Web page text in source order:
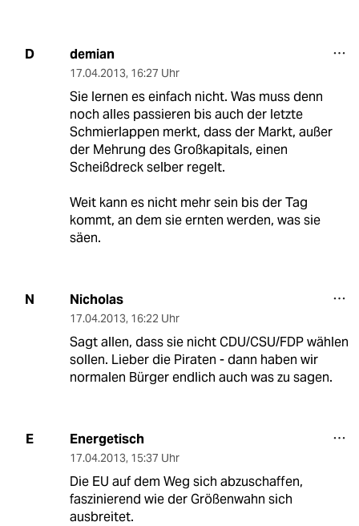
D demian
17.04.2013, 16:27 Uhr
Sie lernen es einfach nicht. Was muss denn
noch alles passieren bis auch der letzte
Schmierlappen merkt, dass der Markt, außer
der Mehrung des Großkapitals, einen
Scheißdreck selber regelt.
Weit kann es nicht mehr sein bis der Tag
kommt, an dem sie ernten werden, was sie
säen.
N Nicholas
17.04.2013, 16:22 Uhr
Sagt allen, dass sie nicht CDU/CSU/FDP wählen
sollen. Lieber die Piraten - dann haben wir
normalen Bürger endlich auch was zu sagen.
E Energetisch
17.04.2013, 15:37 Uhr
Die EU auf dem Weg sich abzuschaffen,
faszinierend wie der Größenwahn sich
ausbreitet.